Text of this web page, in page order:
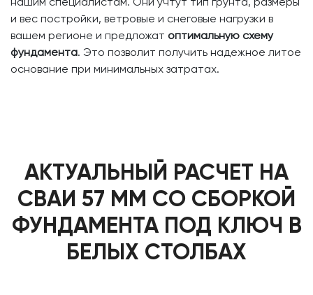
и вес постройки, ветровые и снеговые нагрузки в
вашем регионе и предложат оптимальную схему
фундамента. Это позволит получить надежное литое
основание при минимальных затратах.
АКТУАЛЬНЫЙ РАСЧЕТ НА
СВАИ 57 ММ СО СБОРКОЙ
ФУНДАМЕНТА ПОД КЛЮЧ В
БЕЛЫХ СТОЛБАХ